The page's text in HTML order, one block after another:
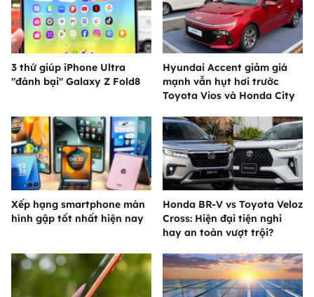
3 thứ giúp iPhone Ultra
"đánh bại" Galaxy Z Fold8
Hyundai Accent giảm giá
mạnh vẫn hụt hơi trước
Toyota Vios và Honda City
Xếp hạng smartphone màn
hình gập tốt nhất hiện nay
Honda BR-V vs Toyota Veloz
Cross: Hiện đại tiện nghi
hay an toàn vượt trội?